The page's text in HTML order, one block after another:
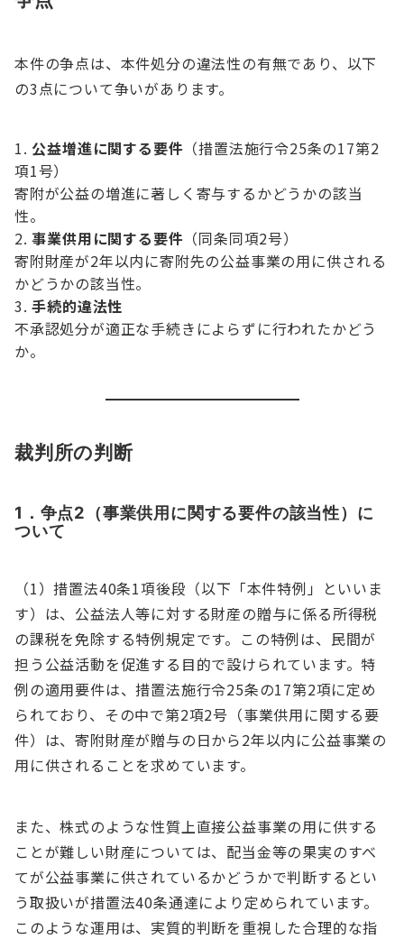
本件の争点は、本件処分の違法性の有無であり、以下
の3点について争いがあります。
公益増進に関する要件 （措置法施行令25条の17第2
項1号）
寄附が公益の増進に著しく寄与するかどうかの該当
性。
事業供用に関する要件 （同条同項2号）
寄附財産が2年以内に寄附先の公益事業の用に供される
かどうかの該当性。
手続的違法性
不承認処分が適正な手続きによらずに行われたかどう
か。
裁判所の判断
1．争点2（事業供用に関する要件の該当性）に
ついて
（1）措置法40条1項後段（以下「本件特例」といいま
す）は、公益法人等に対する財産の贈与に係る所得税
の課税を免除する特例規定です。この特例は、民間が
担う公益活動を促進する目的で設けられています。特
例の適用要件は、措置法施行令25条の17第2項に定め
られており、その中で第2項2号（事業供用に関する要
件）は、寄附財産が贈与の日から2年以内に公益事業の
用に供されることを求めています。
また、株式のような性質上直接公益事業の用に供する
ことが難しい財産については、配当金等の果実のすべ
てが公益事業に供されているかどうかで判断するとい
う取扱いが措置法40条通達により定められています。
このような運用は、実質的判断を重視した合理的な指